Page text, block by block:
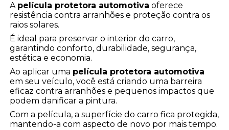
A película protetora automotiva oferece
resistência contra arranhões e proteção contra os
raios solares.
É ideal para preservar o interior do carro,
garantindo conforto, durabilidade, segurança,
estética e economia.
Ao aplicar uma película protetora automotiva
em seu veículo, você está criando uma barreira
eficaz contra arranhões e pequenos impactos que
podem danificar a pintura.
Com a película, a superfície do carro fica protegida,
mantendo-a com aspecto de novo por mais tempo.